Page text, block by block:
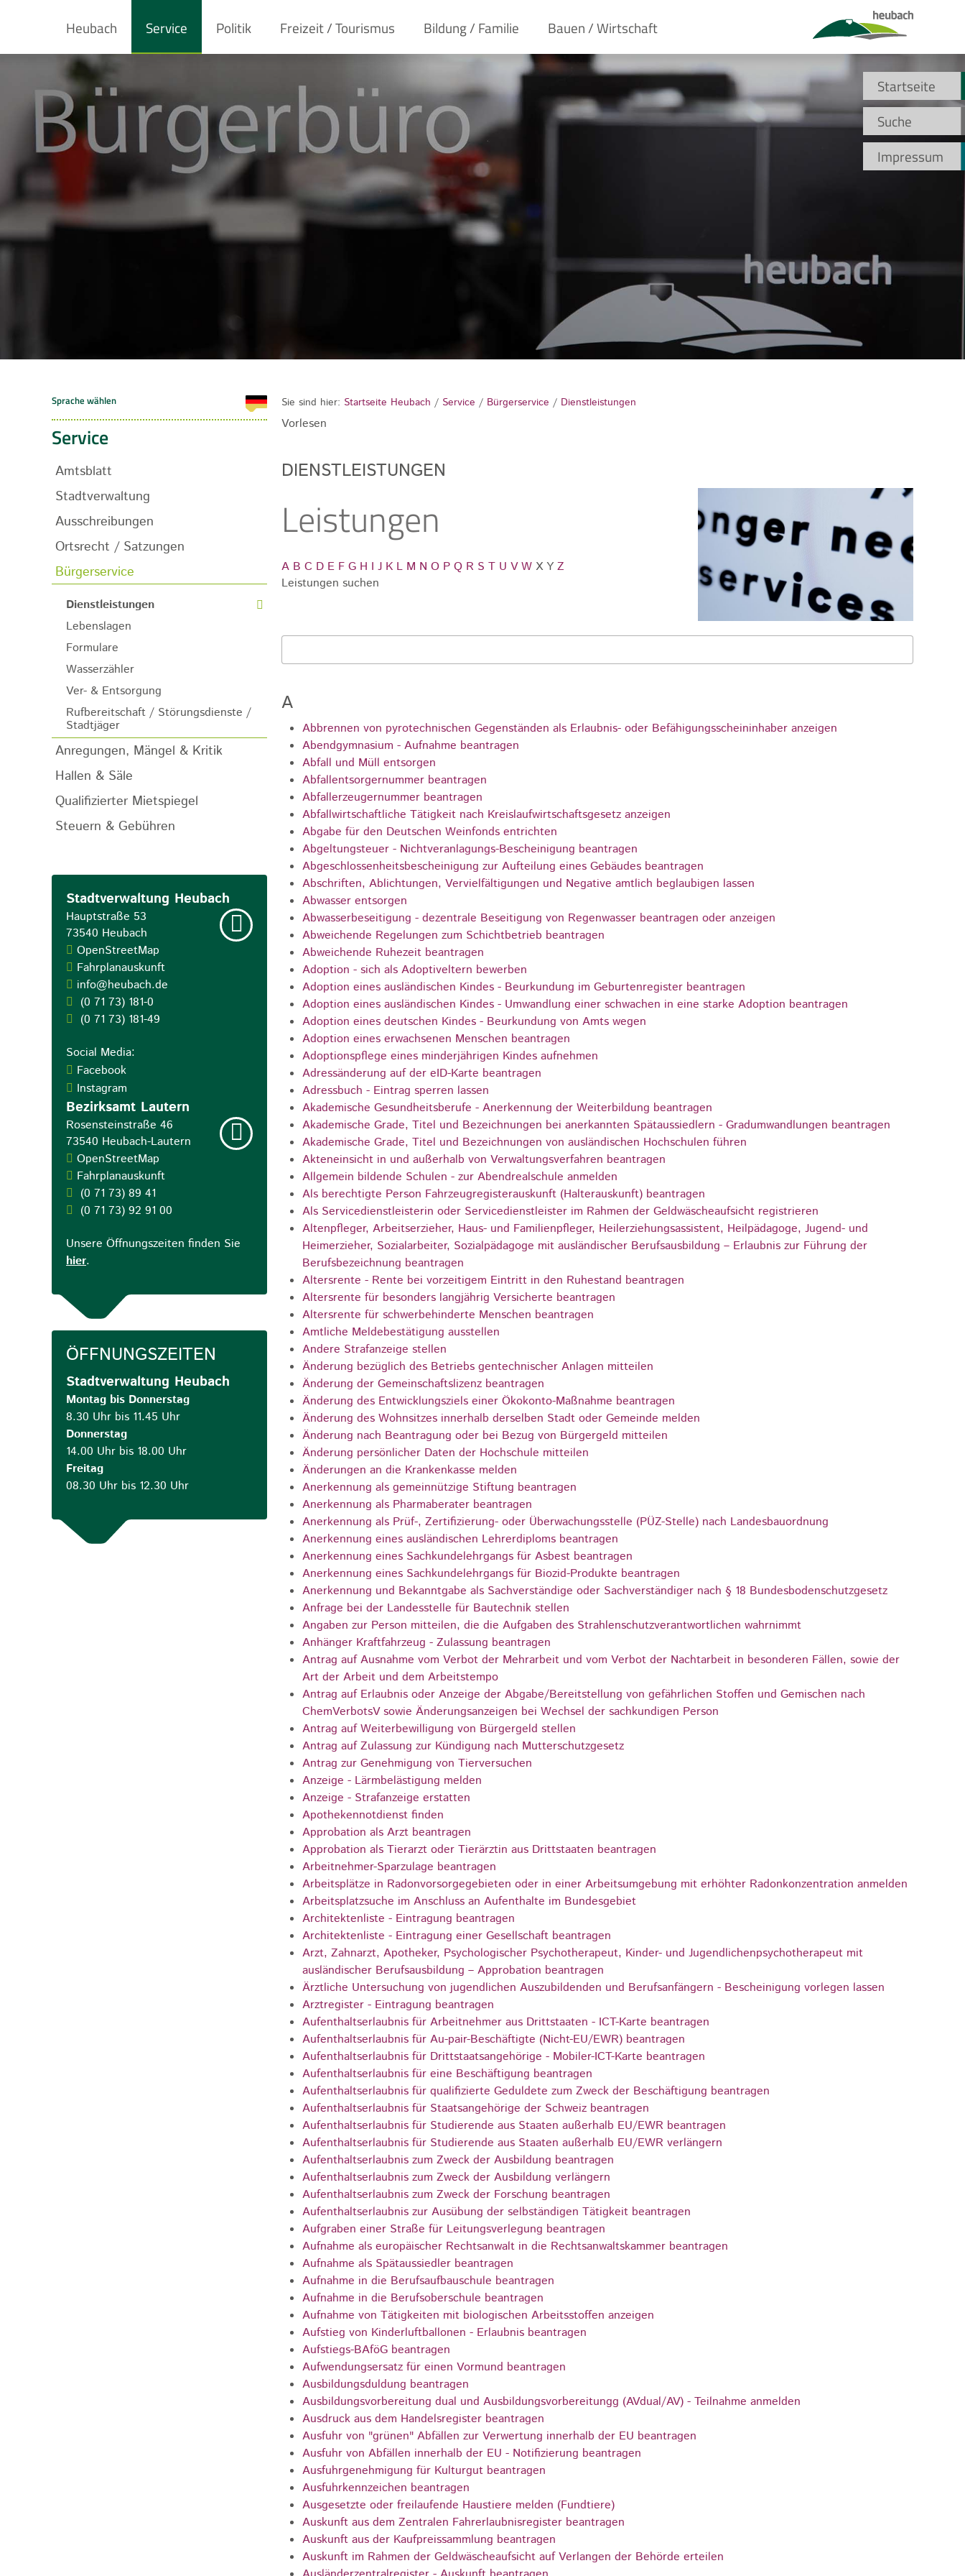
Heubach Service Politik Freizeit / Tourismus Bildung / Familie Bauen / Wirtschaft
Startseite
Suche
Impressum
Sie sind hier: Startseite Heubach / Service / Bürgerservice / Dienstleistungen
Vorlesen
DIENSTLEISTUNGEN
Leistungen
A B C D E F G H I J K L M N O P Q R S T U V W X Y Z
Leistungen suchen
A
Abbrennen von pyrotechnischen Gegenständen als Erlaubnis- oder Befähigungsscheininhaber anzeigen
Abendgymnasium - Aufnahme beantragen
Abfall und Müll entsorgen
Abfallentsorgernummer beantragen
Abfallerzeugernummer beantragen
Abfallwirtschaftliche Tätigkeit nach Kreislaufwirtschaftsgesetz anzeigen
Abgabe für den Deutschen Weinfonds entrichten
Abgeltungsteuer - Nichtveranlagungs-Bescheinigung beantragen
Abgeschlossenheitsbescheinigung zur Aufteilung eines Gebäudes beantragen
Abschriften, Ablichtungen, Vervielfältigungen und Negative amtlich beglaubigen lassen
Abwasser entsorgen
Abwasserbeseitigung - dezentrale Beseitigung von Regenwasser beantragen oder anzeigen
Abweichende Regelungen zum Schichtbetrieb beantragen
Abweichende Ruhezeit beantragen
Adoption - sich als Adoptiveltern bewerben
Adoption eines ausländischen Kindes - Beurkundung im Geburtenregister beantragen
Adoption eines ausländischen Kindes - Umwandlung einer schwachen in eine starke Adoption beantragen
Adoption eines deutschen Kindes - Beurkundung von Amts wegen
Adoption eines erwachsenen Menschen beantragen
Adoptionspflege eines minderjährigen Kindes aufnehmen
Adressänderung auf der eID-Karte beantragen
Adressbuch - Eintrag sperren lassen
Akademische Gesundheitsberufe - Anerkennung der Weiterbildung beantragen
Akademische Grade, Titel und Bezeichnungen bei anerkannten Spätaussiedlern - Gradumwandlungen beantragen
Akademische Grade, Titel und Bezeichnungen von ausländischen Hochschulen führen
Akteneinsicht in und außerhalb von Verwaltungsverfahren beantragen
Allgemein bildende Schulen - zur Abendrealschule anmelden
Als berechtigte Person Fahrzeugregisterauskunft (Halterauskunft) beantragen
Als Servicedienstleisterin oder Servicedienstleister im Rahmen der Geldwäscheaufsicht registrieren
Altenpfleger, Arbeitserzieher, Haus- und Familienpfleger, Heilerziehungsassistent, Heilpädagoge, Jugend- und
Heimerzieher, Sozialarbeiter, Sozialpädagoge mit ausländischer Berufsausbildung – Erlaubnis zur Führung der
Berufsbezeichnung beantragen
Altersrente - Rente bei vorzeitigem Eintritt in den Ruhestand beantragen
Altersrente für besonders langjährig Versicherte beantragen
Altersrente für schwerbehinderte Menschen beantragen
Amtliche Meldebestätigung ausstellen
Andere Strafanzeige stellen
Änderung bezüglich des Betriebs gentechnischer Anlagen mitteilen
Änderung der Gemeinschaftslizenz beantragen
Änderung des Entwicklungsziels einer Ökokonto-Maßnahme beantragen
Änderung des Wohnsitzes innerhalb derselben Stadt oder Gemeinde melden
Änderung nach Beantragung oder bei Bezug von Bürgergeld mitteilen
Änderung persönlicher Daten der Hochschule mitteilen
Änderungen an die Krankenkasse melden
Anerkennung als gemeinnützige Stiftung beantragen
Anerkennung als Pharmaberater beantragen
Anerkennung als Prüf-, Zertifizierung- oder Überwachungsstelle (PÜZ-Stelle) nach Landesbauordnung
Anerkennung eines ausländischen Lehrerdiploms beantragen
Anerkennung eines Sachkundelehrgangs für Asbest beantragen
Anerkennung eines Sachkundelehrgangs für Biozid-Produkte beantragen
Anerkennung und Bekanntgabe als Sachverständige oder Sachverständiger nach § 18 Bundesbodenschutzgesetz
Anfrage bei der Landesstelle für Bautechnik stellen
Angaben zur Person mitteilen, die die Aufgaben des Strahlenschutzverantwortlichen wahrnimmt
Anhänger Kraftfahrzeug - Zulassung beantragen
Antrag auf Ausnahme vom Verbot der Mehrarbeit und vom Verbot der Nachtarbeit in besonderen Fällen, sowie der
Art der Arbeit und dem Arbeitstempo
Antrag auf Erlaubnis oder Anzeige der Abgabe/Bereitstellung von gefährlichen Stoffen und Gemischen nach
ChemVerbotsV sowie Änderungsanzeigen bei Wechsel der sachkundigen Person
Antrag auf Weiterbewilligung von Bürgergeld stellen
Antrag auf Zulassung zur Kündigung nach Mutterschutzgesetz
Antrag zur Genehmigung von Tierversuchen
Anzeige - Lärmbelästigung melden
Anzeige - Strafanzeige erstatten
Apothekennotdienst finden
Approbation als Arzt beantragen
Approbation als Tierarzt oder Tierärztin aus Drittstaaten beantragen
Arbeitnehmer-Sparzulage beantragen
Arbeitsplätze in Radonvorsorgegebieten oder in einer Arbeitsumgebung mit erhöhter Radonkonzentration anmelden
Arbeitsplatzsuche im Anschluss an Aufenthalte im Bundesgebiet
Architektenliste - Eintragung beantragen
Architektenliste - Eintragung einer Gesellschaft beantragen
Arzt, Zahnarzt, Apotheker, Psychologischer Psychotherapeut, Kinder- und Jugendlichenpsychotherapeut mit
ausländischer Berufsausbildung – Approbation beantragen
Ärztliche Untersuchung von jugendlichen Auszubildenden und Berufsanfängern - Bescheinigung vorlegen lassen
Arztregister - Eintragung beantragen
Aufenthaltserlaubnis für Arbeitnehmer aus Drittstaaten - ICT-Karte beantragen
Aufenthaltserlaubnis für Au-pair-Beschäftigte (Nicht-EU/EWR) beantragen
Aufenthaltserlaubnis für Drittstaatsangehörige - Mobiler-ICT-Karte beantragen
Aufenthaltserlaubnis für eine Beschäftigung beantragen
Aufenthaltserlaubnis für qualifizierte Geduldete zum Zweck der Beschäftigung beantragen
Aufenthaltserlaubnis für Staatsangehörige der Schweiz beantragen
Aufenthaltserlaubnis für Studierende aus Staaten außerhalb EU/EWR beantragen
Aufenthaltserlaubnis für Studierende aus Staaten außerhalb EU/EWR verlängern
Aufenthaltserlaubnis zum Zweck der Ausbildung beantragen
Aufenthaltserlaubnis zum Zweck der Ausbildung verlängern
Aufenthaltserlaubnis zum Zweck der Forschung beantragen
Aufenthaltserlaubnis zur Ausübung der selbständigen Tätigkeit beantragen
Aufgraben einer Straße für Leitungsverlegung beantragen
Aufnahme als europäischer Rechtsanwalt in die Rechtsanwaltskammer beantragen
Aufnahme als Spätaussiedler beantragen
Aufnahme in die Berufsaufbauschule beantragen
Aufnahme in die Berufsoberschule beantragen
Aufnahme von Tätigkeiten mit biologischen Arbeitsstoffen anzeigen
Aufstieg von Kinderluftballonen - Erlaubnis beantragen
Aufstiegs-BAföG beantragen
Aufwendungsersatz für einen Vormund beantragen
Ausbildungsduldung beantragen
Ausbildungsvorbereitung dual und Ausbildungsvorbereitungg (AVdual/AV) - Teilnahme anmelden
Ausdruck aus dem Handelsregister beantragen
Ausfuhr von "grünen" Abfällen zur Verwertung innerhalb der EU beantragen
Ausfuhr von Abfällen innerhalb der EU - Notifizierung beantragen
Ausfuhrgenehmigung für Kulturgut beantragen
Ausfuhrkennzeichen beantragen
Ausgesetzte oder freilaufende Haustiere melden (Fundtiere)
Auskunft aus dem Zentralen Fahrerlaubnisregister beantragen
Auskunft aus der Kaufpreissammlung beantragen
Auskunft im Rahmen der Geldwäscheaufsicht auf Verlangen der Behörde erteilen
Service
Amtsblatt
Stadtverwaltung
Ausschreibungen
Ortsrecht / Satzungen
Bürgerservice
Dienstleistungen
Lebenslagen
Formulare
Wasserzähler
Ver- & Entsorgung
Rufbereitschaft / Störungsdienste /
Stadtjäger
Anregungen, Mängel & Kritik
Hallen & Säle
Qualifizierter Mietspiegel
Steuern & Gebühren
Stadtverwaltung Heubach
Hauptstraße 53
73540 Heubach
OpenStreetMap
Fahrplanauskunft
info@heubach.de
(0 71 73) 181-0
(0 71 73) 181-49
Social Media:
Facebook
Instagram
Bezirksamt Lautern
Rosensteinstraße 46
73540 Heubach-Lautern
OpenStreetMap
Fahrplanauskunft
(0 71 73) 89 41
(0 71 73) 92 91 00
Unsere Öffnungszeiten finden Sie
hier.
ÖFFNUNGSZEITEN
Stadtverwaltung Heubach
Montag bis Donnerstag
8.30 Uhr bis 11.45 Uhr
Donnerstag
14.00 Uhr bis 18.00 Uhr
Freitag
08.30 Uhr bis 12.30 Uhr